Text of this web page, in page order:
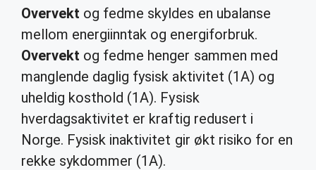
Overvekt og fedme skyldes en ubalanse
mellom energiinntak og energiforbruk.
Overvekt og fedme henger sammen med
manglende daglig fysisk aktivitet (1A) og
uheldig kosthold (1A). Fysisk
hverdagsaktivitet er kraftig redusert i
Norge. Fysisk inaktivitet gir økt risiko for en
rekke sykdommer (1A).